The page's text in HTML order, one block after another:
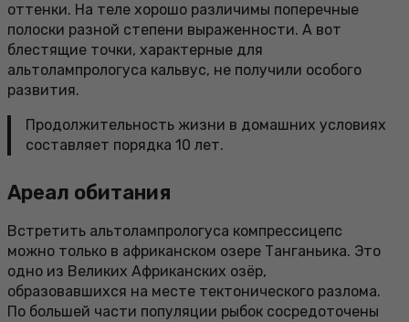
оттенки. На теле хорошо различимы поперечные
полоски разной степени выраженности. А вот
блестящие точки, характерные для
альтолампрологуса кальвус, не получили особого
развития.
Продолжительность жизни в домашних условиях
составляет порядка 10 лет.
Ареал обитания
Встретить альтолампрологуса компрессицепс
можно только в африканском озере Танганьика. Это
одно из Великих Африканских озёр,
образовавшихся на месте тектонического разлома.
По большей части популяции рыбок сосредоточены